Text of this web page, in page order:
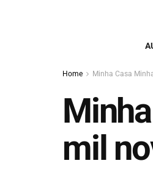
Home Minha Casa
mil